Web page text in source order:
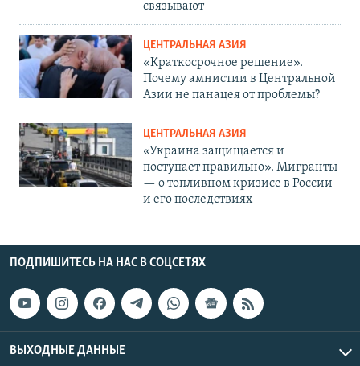
связывают
ЦЕНТРАЛЬНАЯ АЗИЯ
«Краткосрочное решение».
Почему амнистии в Центральной
Азии не панацея от проблемы?
ЦЕНТРАЛЬНАЯ АЗИЯ
«Украина защищается и
поступает правильно». Мигранты
— о топливном кризисе в России
и его последствиях
ПОДПИШИТЕСЬ НА НАС В СОЦСЕТЯХ
ВЫХОДНЫЕ ДАННЫЕ